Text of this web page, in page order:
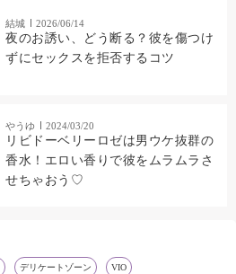
結城 2026/06/14
夜のお誘い、どう断る？彼を傷つけ
ずにセックスを拒否するコツ
やうゆ 2024/03/20
リビドーベリーロゼは男ウケ抜群の
香水！エロい香りで彼をムラムラさ
せちゃおう♡
デリケートゾーン VIO